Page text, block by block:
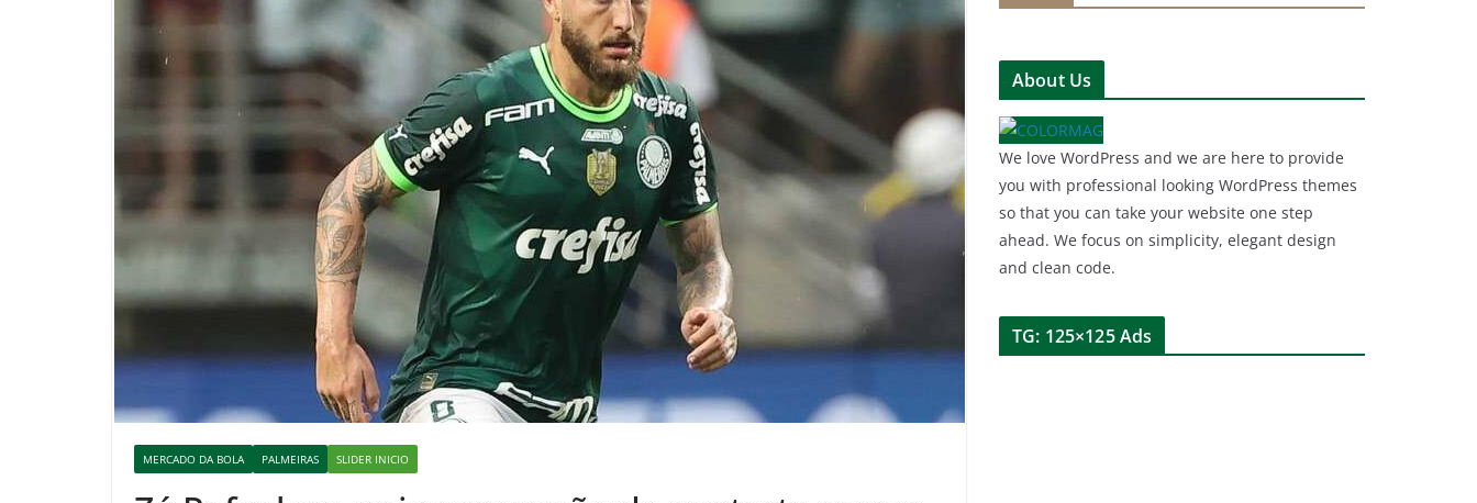
MERCADO DA BOLA PALMEIRAS SLIDER INICIO
About Us
We love WordPress and we are here to provide
you with professional looking WordPress themes
so that you can take your website one step
ahead. We focus on simplicity, elegant design
and clean code.
TG: 125×125 Ads